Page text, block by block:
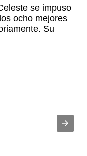
se impuso
ocho mejores
Su